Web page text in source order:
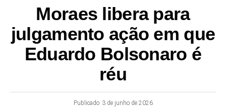
Moraes libera para
julgamento ação em que
Eduardo Bolsonaro é
réu
Publicado 3 de junho de 2026